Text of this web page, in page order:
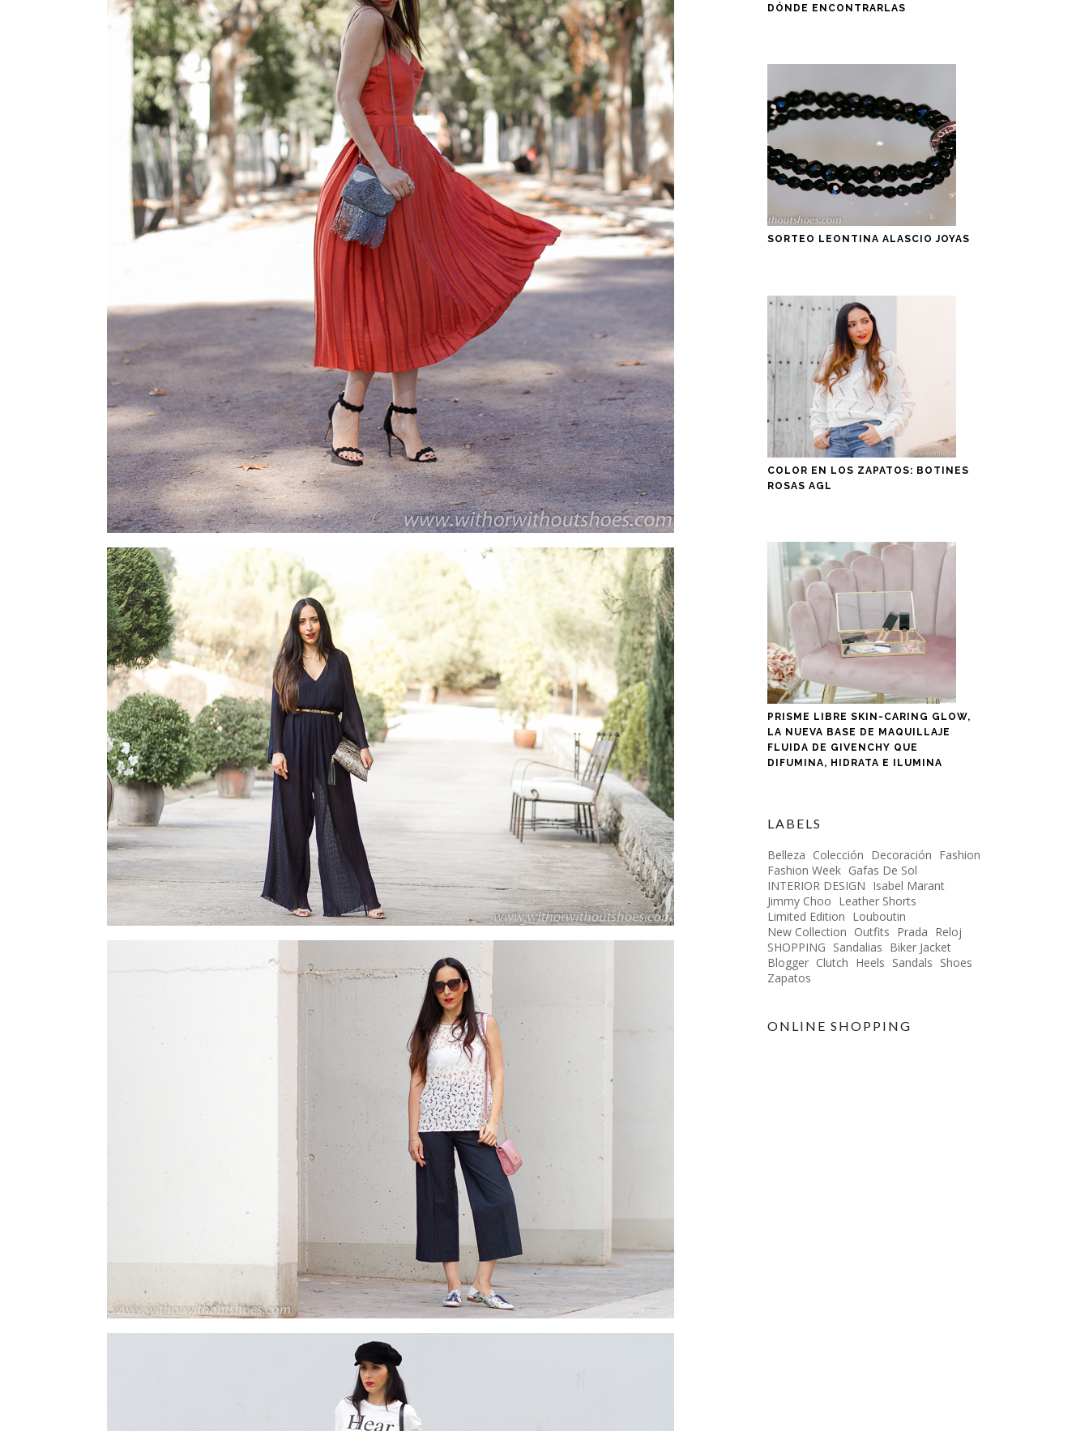
DÓNDE ENCONTRARLAS
SORTEO LEONTINA ALASCIO JOYAS
COLOR EN LOS ZAPATOS: BOTINES
ROSAS AGL
PRISME LIBRE SKIN-CARING GLOW,
LA NUEVA BASE DE MAQUILLAJE
FLUIDA DE GIVENCHY QUE
DIFUMINA, HIDRATA E ILUMINA
LABELS
Belleza Colección Decoración Fashion
Fashion Week Gafas De Sol
INTERIOR DESIGN Isabel Marant
Jimmy Choo Leather Shorts
Limited Edition Louboutin
New Collection Outfits Prada Reloj
SHOPPING Sandalias Biker Jacket
Blogger Clutch Heels Sandals Shoes
Zapatos
ONLINE SHOPPING